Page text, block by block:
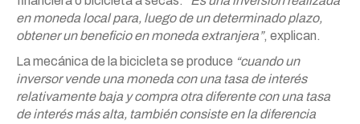
en moneda local para, luego de un determinado plazo,
obtener un beneficio en moneda extranjera”, explican.
La mecánica de la bicicleta se produce “cuando un
inversor vende una moneda con una tasa de interés
relativamente baja y compra otra diferente con una tasa
de interés más alta, también consiste en la diferencia